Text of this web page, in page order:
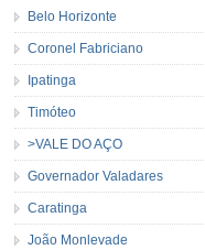
Belo Horizonte
Coronel Fabriciano
Ipatinga
Timóteo
>VALE DO AÇO
Governador Valadares
Caratinga
João Monlevade